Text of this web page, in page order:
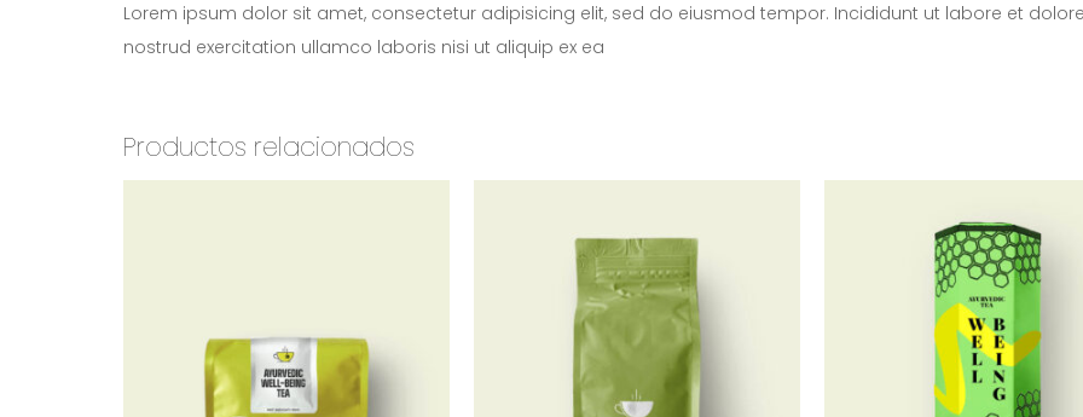
Lorem ipsum dolor sit amet, consectetur adipisicing elit, sed do eiusmod tempor. Incididunt ut labore et
nostrud exercitation ullamco laboris nisi ut aliquip ex ea
Productos relacionados